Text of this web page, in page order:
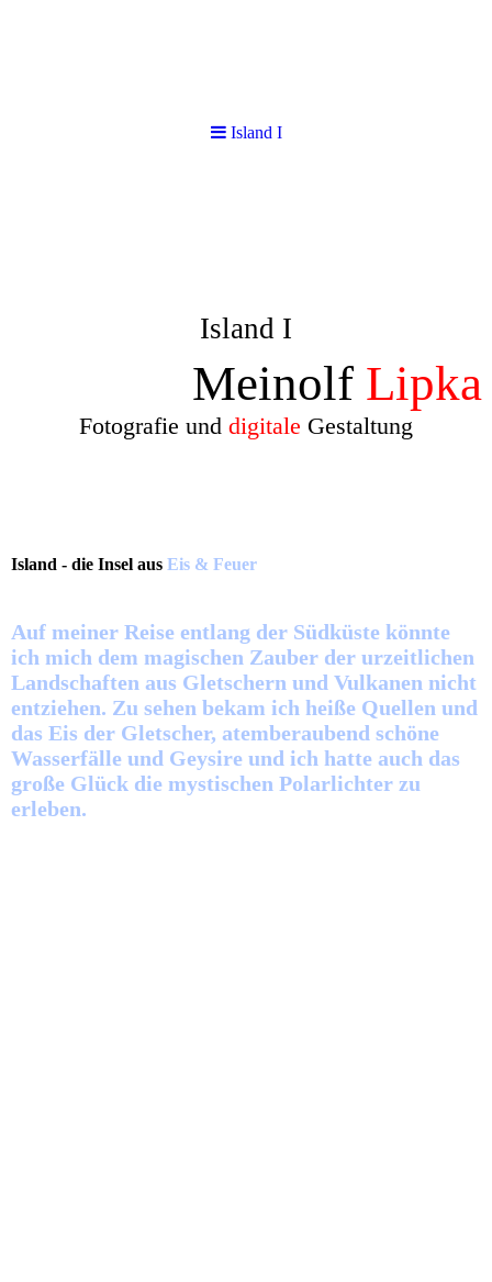
Island I
Meinolf Lipka
Fotografie und digitale Gestaltung
Island - die Insel aus Eis & Feuer
Auf meiner Reise entlang der Südküste könnte
ich mich dem magischen Zauber der urzeitlichen
Landschaften aus Gletschern und Vulkanen nicht
entziehen. Zu sehen bekam ich heiße Quellen und
das Eis der Gletscher, atemberaubend schöne
Wasserfälle und Geysire und ich hatte auch das
große Glück die mystischen Polarlichter zu
erleben.
Island I